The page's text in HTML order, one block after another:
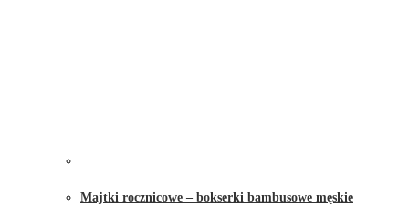
Majtki rocznicowe – bokserki bambusowe męskie